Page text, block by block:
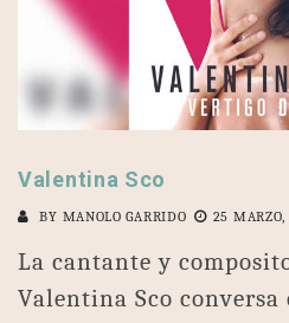
Valentina Sco
BY MANOLO GARRIDO 25
La cantante y
Valentina Sco